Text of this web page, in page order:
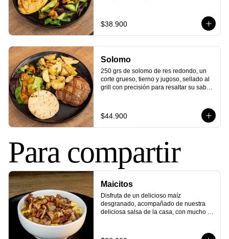
papas crujientes.
¡Una combinación perfecta que te
encantará!
$38.900
Solomo
250 grs de solomo de res redondo, un
corte grueso, tierno y jugoso, sellado al
grill con precisión para resaltar su sabor
fresca y papas crujientes.
¡Sabor y delicia en cada bocado, una
experiencia que te encantará!
$44.900
Para compartir
Maicitos
Disfruta de un delicioso maíz
desgranado, acompañado de nuestra
deliciosa salsa de la casa, con mucho
sabores clásicos que nunca pasa de